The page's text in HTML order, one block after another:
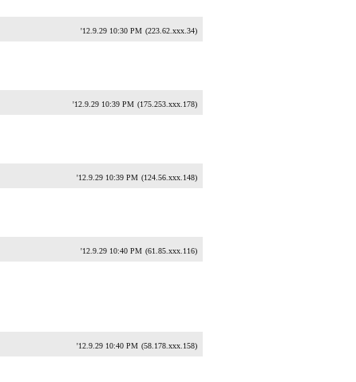
'12.9.29 10:30 PM (223.62.xxx.34)
'12.9.29 10:39 PM (175.253.xxx.178)
'12.9.29 10:39 PM (124.56.xxx.148)
'12.9.29 10:40 PM (61.85.xxx.116)
'12.9.29 10:40 PM (58.178.xxx.158)